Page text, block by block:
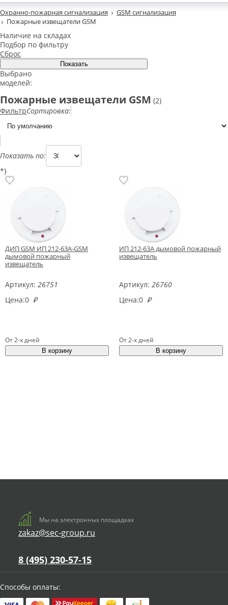
Охранно-пожарная сигнализация
GSM сигнализация
Пожарные извещатели GSM
Наличие на складах
Подбор по фильтру
Сброс
Выбрано
моделей:
Пожарные извещатели GSM (2)
ФильтрСортировка:
Показать по:
*}
ДИП GSM ИП 212-63А-GSM
дымовой пожарный
извещатель
Артикул: 26751
Цена:0 ₽
От 2-х дней
ИП 212-63А дымовой пожарный
извещатель
Артикул: 26760
Цена:0 ₽
От 2-х дней
Мы на электронных площадках
zakaz@sec-group.ru
8 (495) 230-57-15
Способы оплаты: